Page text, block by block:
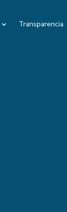
Transparencia